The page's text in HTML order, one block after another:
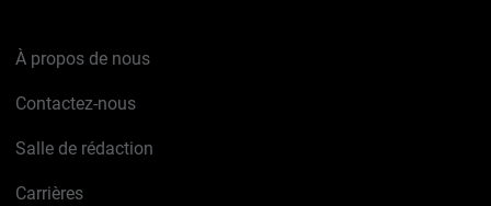
À propos de nous
Contactez-nous
Salle de rédaction
Carrières